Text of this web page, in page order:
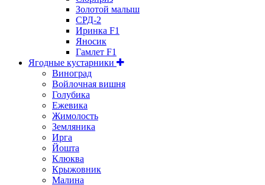
Золотой малыш
СРД-2
Иринка F1
Яносик
Гамлет F1
Ягодные кустарники
Виноград
Войлочная вишня
Голубика
Ежевика
Жимолость
Земляника
Ирга
Йошта
Клюква
Крыжовник
Малина